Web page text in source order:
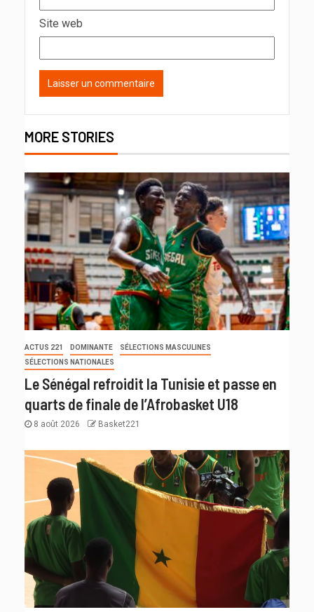
Site web
MORE STORIES
ACTUS 221 DOMINANTE
SÉLECTIONS MASCULINES
SÉLECTIONS NATIONALES
Le Sénégal refroidit la Tunisie et passe en
quarts de finale de l’Afrobasket U18
8 août 2026 Basket221